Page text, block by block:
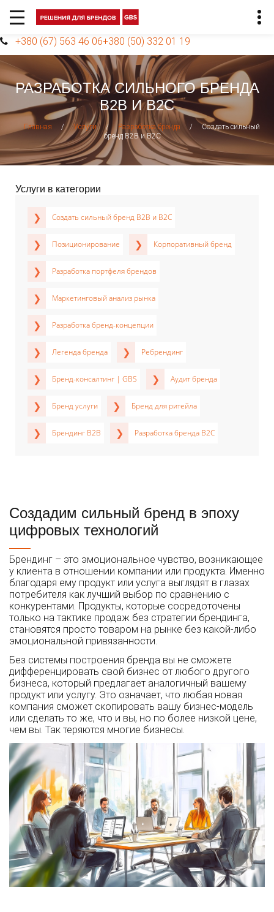
+380 (67) 563 46 06+380 (50) 332 01 19
РАЗРАБОТКА СИЛЬНОГО БРЕНДА
B2B И B2C
Главная / Услуги / Разработка бренда /
Создать сильный
бренд B2B и B2C
Создадим сильный бренд в эпоху
цифровых технологий
Брендинг – это эмоциональное чувство, возникающее
у клиента в отношении компании или продукта. Именно
благодаря ему продукт или услуга выглядят в глазах
потребителя как лучший выбор по сравнению с
конкурентами. Продукты, которые сосредоточены
только на тактике продаж без стратегии брендинга,
становятся просто товаром на рынке без какой-либо
эмоциональной привязанности.
Без системы построения бренда вы не сможете
дифференцировать свой бизнес от любого другого
бизнеса, который предлагает аналогичный вашему
продукт или услугу. Это означает, что любая новая
компания сможет скопировать вашу бизнес-модель
или сделать то же, что и вы, но по более низкой цене,
чем вы. Так теряются многие бизнесы.
Услуги в категории
Создать сильный бренд B2B и B2C
Позиционирование Корпоративный бренд
Разработка портфеля брендов
Маркетинговый анализ рынка
Разработка бренд-концепции
Легенда бренда Ребрендинг
Бренд-консалтинг | GBS Аудит бренда
Бренд услуги Бренд для ритейла
Брендинг B2B Разработка бренда B2C